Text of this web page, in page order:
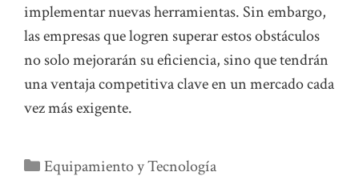
implementar nuevas herramientas. Sin embargo,
las empresas que logren superar estos obstáculos
no solo mejorarán su eficiencia, sino que tendrán
una ventaja competitiva clave en un mercado cada
vez más exigente.
Categorías
Equipamiento y Tecnología